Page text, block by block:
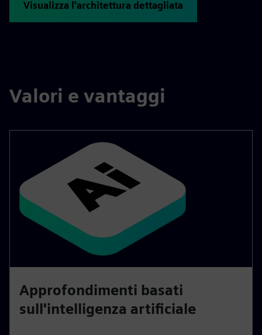
Visualizza l'architettura dettagliata
Valori e vantaggi
Approfondimenti basati
sull'intelligenza artificiale